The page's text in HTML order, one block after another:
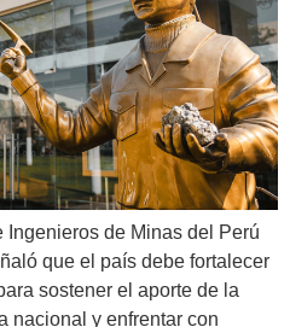
Ingenieros de Minas del Perú
que el país debe fortalecer
sostener el aporte de la
nacional y enfrentar con